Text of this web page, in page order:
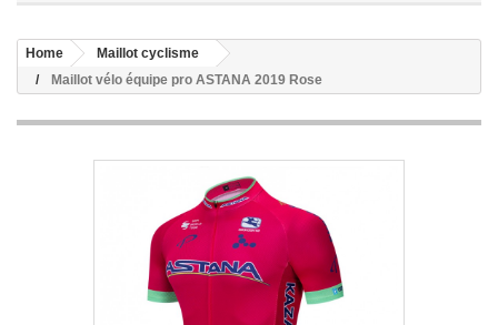
Home
Maillot cyclisme
Maillot vélo équipe pro ASTANA 2019 Rose